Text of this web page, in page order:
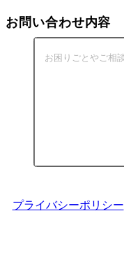
お問い合わせ内容
プライバシーポリシー